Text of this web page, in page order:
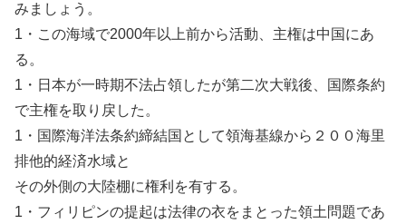
みましょう。
1・この海域で2000年以上前から活動、主権は中国にあ
る。
1・日本が一時期不法占領したが第二次大戦後、国際条約
で主権を取り戻した。
1・国際海洋法条約締結国として領海基線から２００海里
排他的経済水域と
その外側の大陸棚に権利を有する。
1・フィリピンの提起は法律の衣をまとった領土問題であ